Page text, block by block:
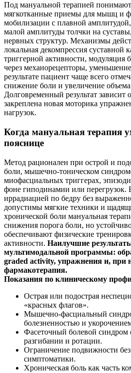
Под мануальной терапией
мягкотканные приемы для мышц и
мобилизации с плавной
малой амплитуды толчки на
нервных структур. Механизмы
локальная декомпрессия суставной
триггерной активности, модуляция
через механорецепторы,
результате пациент чаще всего
снижение боли и увеличение
Долговременный результат зависит
закреплена новая моторика
нагрузок.
Когда мануальная терапия
пояснице
Метод рационален при острой и
боли, мышечно-тоническом
миофасциальных триггерах,
фоне гиподинамии или перегрузок.
иррадиацией по бедру без
допустимы мягкие техники и
хронической боли мануальная
снижения порога боли, но
обеспечивают физические
активности. Наилучшие
мультимодальной программы:
graded activity, упражнения и, при
фармакотерапия.
Показания по клиническому
Острая или подострая
«красных флагов».
Мышечно‑фасциальный
болезненностью и
Фасеточный болевой синдром
разгибании и ротации.
Ограничение подвижности
симптоматики.
Хроническая боль как часть